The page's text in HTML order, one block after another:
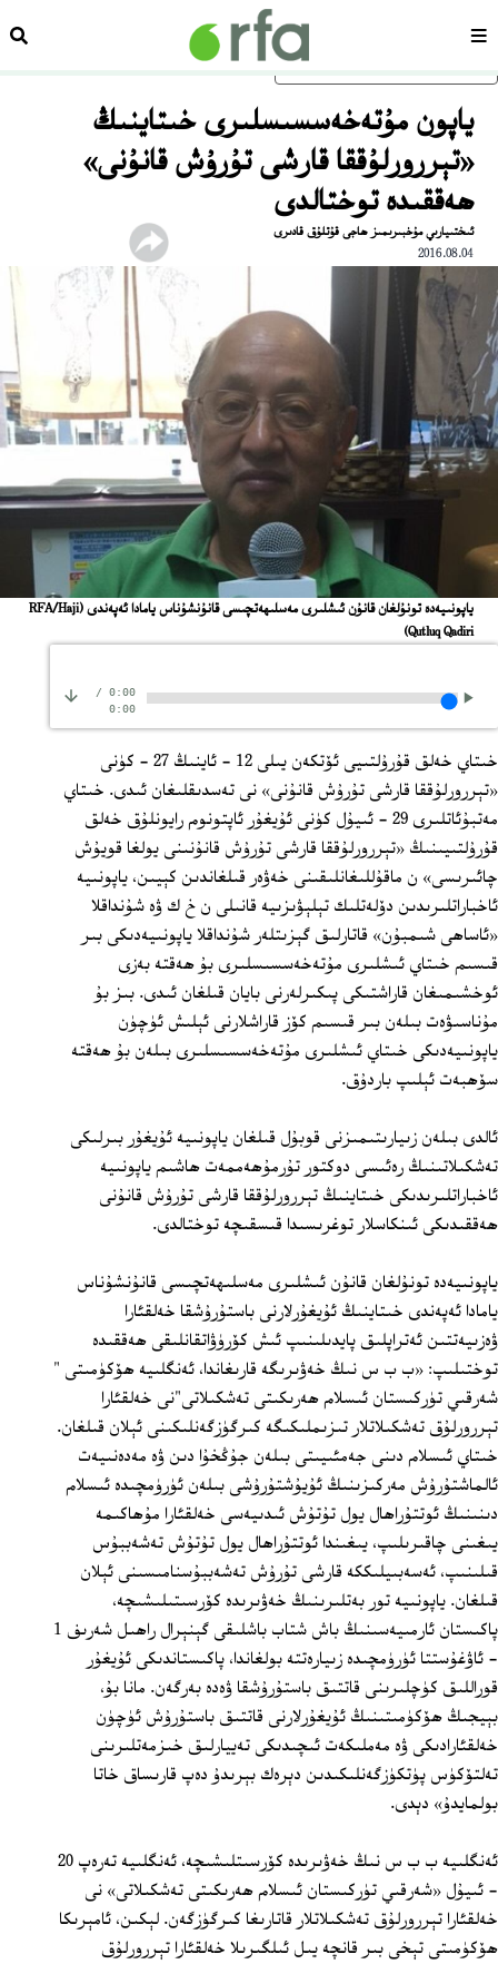
ئاساسلىق مەزمۇنغا ئاتلاڭسەھىپە
ياپون مۇتەخەسسىسلىرى خىتاينىڭ
«تېررورلۇققا قارشى تۇرۇش قانۇنى»
ھەققىدە توختالدى
ئىختىيارىي مۇخبىرىمىز ھاجى قۇتلۇق قادىرى
2016.08.04
ياپونىيەدە تونۇلغان قانۇن ئىشلىرى مەسلىھەتچىسى قانۇنشۇناس يامادا ئەپەندى (RFA/Haji
Qutluq Qadiri)
0:00
/
0:00
خىتاي خەلق قۇرۇلتىيى ئۆتكەن يىلى 12 - ئاينىڭ 27 - كۈنى
«تېررورلۇققا قارشى تۇرۇش قانۇنى» نى تەسدىقلىغان ئىدى. خىتاي
مەتبۇئاتلىرى 29 - ئىيۇل كۈنى ئۇيغۇر ئاپتونوم رايونلۇق خەلق
قۇرۇلتىيىنىڭ «تېررورلۇققا قارشى تۇرۇش قانۇنىنى يولغا قويۇش
چائىرىسى» ن ماقۇللىغانلىقىنى خەۋەر قىلغاندىن كېيىن، ياپونىيە
ئاخباراتلىرىدىن دۆلەتلىك تېلېۋىزىيە قانىلى ن خ ك ۋە شۇنداقلا
«ئاساھى شىمبۇن» قاتارلىق گېزىتلەر شۇنداقلا ياپونىيەدىكى بىر
قىسىم خىتاي ئىشلىرى مۇتەخەسسىسلىرى بۇ ھەقتە بەزى
ئوخشىمىغان قاراشتىكى پىكىرلەرنى بايان قىلغان ئىدى. بىز بۇ
مۇناسىۋەت بىلەن بىر قىسىم كۆز قاراشلارنى ئېلىش ئۈچۈن
ياپونىيەدىكى خىتاي ئىشلىرى مۇتەخەسسىسلىرى بىلەن بۇ ھەقتە
سۆھبەت ئېلىپ باردۇق.
ئالدى بىلەن زىيارىتىمىزنى قوبۇل قىلغان ياپونىيە ئۇيغۇر بىرلىكى
تەشكىلاتىنىڭ رەئىسى دوكتور تۇرمۇھەممەت ھاشىم ياپونىيە
ئاخباراتلىرىدىكى خىتاينىڭ تېررورلۇققا قارشى تۇرۇش قانۇنى
ھەققىدىكى ئىنكاسلار توغرىسىدا قىسقىچە توختالدى.
ياپونىيەدە تونۇلغان قانۇن ئىشلىرى مەسلىھەتچىسى قانۇنشۇناس
يامادا ئەپەندى خىتاينىڭ ئۇيغۇرلارنى باستۇرۇشقا خەلقئارا
ۋەزىيەتتىن ئەتراپلىق پايدىلىنىپ ئىش كۆرۈۋاتقانلىقى ھەققىدە
توختىلىپ: «ب ب س نىڭ خەۋىرىگە قارىغاندا، ئەنگلىيە ھۆكۈمىتى "
شەرقىي تۈركىستان ئىسلام ھەرىكىتى تەشكىلاتى"نى خەلقئارا
تېررورلۇق تەشكىلاتلار تىزىملىكىگە كىرگۈزگەنلىكىنى ئېلان قىلغان.
خىتاي ئىسلام دىنى جەمئىيىتى بىلەن جۇڭخۇا دىن ۋە مەدەنىيەت
ئالماشتۇرۇش مەركىزىنىڭ ئۇيۇشتۇرۇشى بىلەن ئۈرۈمچىدە ئىسلام
دىنىنىڭ ئوتتۇراھال يول تۇتۇش ئىدىيەسى خەلقئارا مۇھاكىمە
يىغىنى چاقىرىلىپ، يىغىندا ئوتتۇراھال يول تۇتۇش تەشەببۇس
قىلىنىپ، ئەسەبىيلىككە قارشى تۇرۇش تەشەببۇسنامىسىنى ئېلان
قىلغان. ياپونىيە تور بەتلىرىنىڭ خەۋىرىدە كۆرسىتىلىشىچە،
پاكىستان ئارمىيەسىنىڭ باش شتاب باشلىقى گېنېرال راھىل شەرىف 1
- ئاۋغۇستتا ئۈرۈمچىدە زىيارەتتە بولغاندا، پاكىستاندىكى ئۇيغۇر
قوراللىق كۈچلىرىنى قاتتىق باستۇرۇشقا ۋەدە بەرگەن. مانا بۇ،
بېيجىڭ ھۆكۈمىتىنىڭ ئۇيغۇرلارنى قاتتىق باستۇرۇش ئۈچۈن
خەلقئارادىكى ۋە مەملىكەت ئىچىدىكى تەييارلىق خىزمەتلىرىنى
تەلتۆكۈس پۈتكۈزگەنلىكىدىن دېرەك بېرىدۇ دەپ قارىساق خاتا
بولمايدۇ» دېدى.
ئەنگلىيە ب ب س نىڭ خەۋىرىدە كۆرسىتلىشىچە، ئەنگلىيە تەرەپ 20
- ئىيۇل «شەرقىي تۈركىستان ئىسلام ھەرىكىتى تەشكىلاتى» نى
خەلقئارا تېررورلۇق تەشكىلاتلار قاتارىغا كىرگۈزگەن. لېكىن، ئامېرىكا
ھۆكۈمىتى تېخى بىر قانچە يىل ئىلگىرىلا خەلقئارا تېررورلۇق